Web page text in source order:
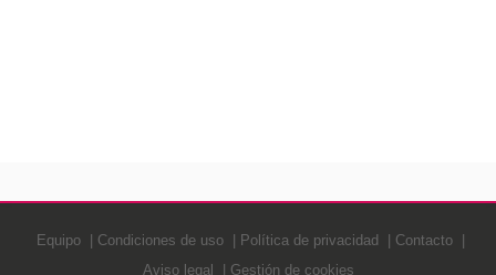
Equipo Condiciones de uso Política de privacidad
Contacto
Aviso legal
Gestión de cookies